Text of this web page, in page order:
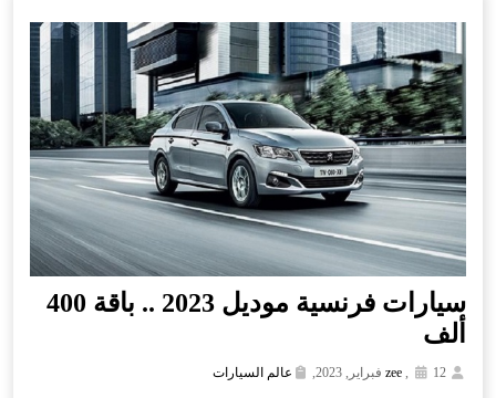
سيارات فرنسية موديل 2023 .. باقة 400
ألف
zee 12 فبراير, 2023, عالم السيارات